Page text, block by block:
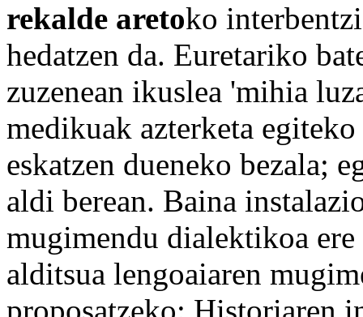
rekalde aretoko
hedatzen da. Euretariko
zuzenean ikuslea 'mihia
medikuak azterketa
eskatzen dueneko bezala;
aldi berean. Baina
mugimendu dialektikoa
alditsua lengoaiaren